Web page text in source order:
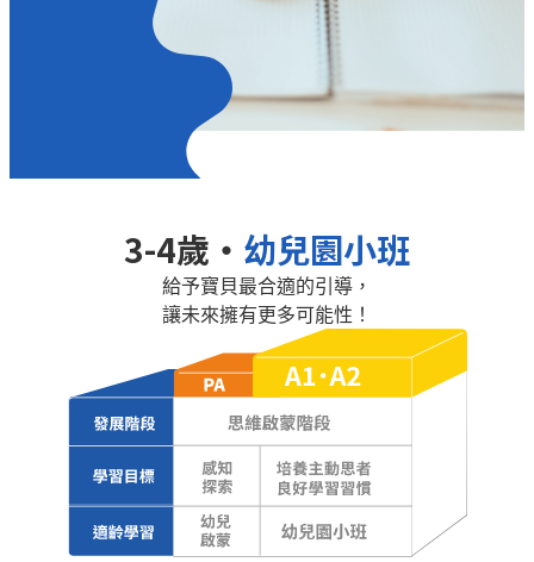
3-4歲・ 幼兒園小班
給予寶貝最合適的引導，
讓未來擁有更多可能性！